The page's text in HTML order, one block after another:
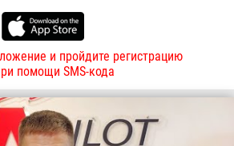
и пройдите регистрацию
помощи SMS-кода